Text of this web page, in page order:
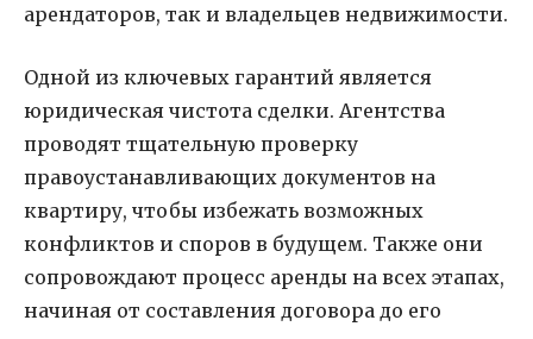
арендаторов, так и владельцев недвижимости.
Одной из ключевых гарантий является
юридическая чистота сделки. Агентства
проводят тщательную проверку
правоустанавливающих документов на
квартиру, чтобы избежать возможных
конфликтов и споров в будущем. Также они
сопровождают процесс аренды на всех этапах,
начиная от составления договора до его